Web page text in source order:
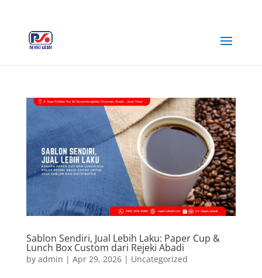
Sablon Sendiri, Jual Lebih Laku: Paper Cup &
Lunch Box Custom dari Rejeki Abadi
by admin | Apr 29, 2026| Uncategorized